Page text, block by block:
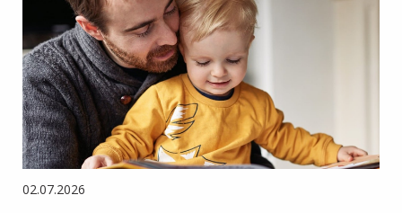
02.07.2026